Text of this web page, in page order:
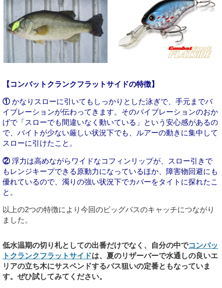
【コンバットクランクフラットサイドの特徴】
①かなりスローに引いてもしっかりとした泳ぎで、手元までバ
イブレーションが伝わってきます。そのバイブレーションのおか
げで「スローでも間違いなく動いている」という安心感があるの
で、バイトが少ない厳しい状況下でも、 ルアーの動きに集中して
スローに引けたこと 。
②浮力は高めながらワイドなコフィンリップが、スロー引きで
もレンジキープできる原動力になっているほか、障害物回避にも
優れているので、濁りの強い状況下でカバーをタイトに探れたこ
と。
以上の2つの特徴により今回のビッグバスのキャッチにつながり
ました。
低水温期の切り札としての出番だけでなく、自分の中でコンバッ
トクランクフラットサイドは、夏のリザーバーで水通しの良いエ
リアの立ち木にサスペンドするバス狙いの定番ともなっていま
す。ぜひ試してみてください。